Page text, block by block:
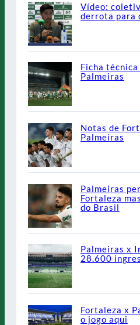
Vídeo:
derrota para
Ficha
Palmeiras
Notas de
Palmeiras
Palmeiras
Fortaleza
do Brasil
Palmeiras x
28.600
Fortaleza x
o jogo aqui